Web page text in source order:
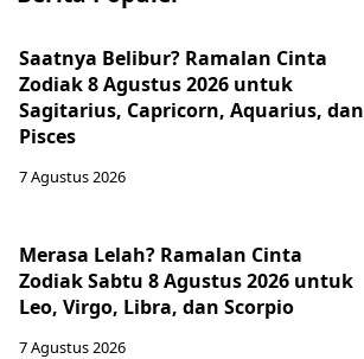
Saatnya Belibur? Ramalan Cinta
Zodiak 8 Agustus 2026 untuk
Sagitarius, Capricorn, Aquarius, dan
Pisces
7 Agustus 2026
Merasa Lelah? Ramalan Cinta
Zodiak Sabtu 8 Agustus 2026 untuk
Leo, Virgo, Libra, dan Scorpio
7 Agustus 2026